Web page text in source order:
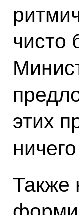
чисто
этих
Также